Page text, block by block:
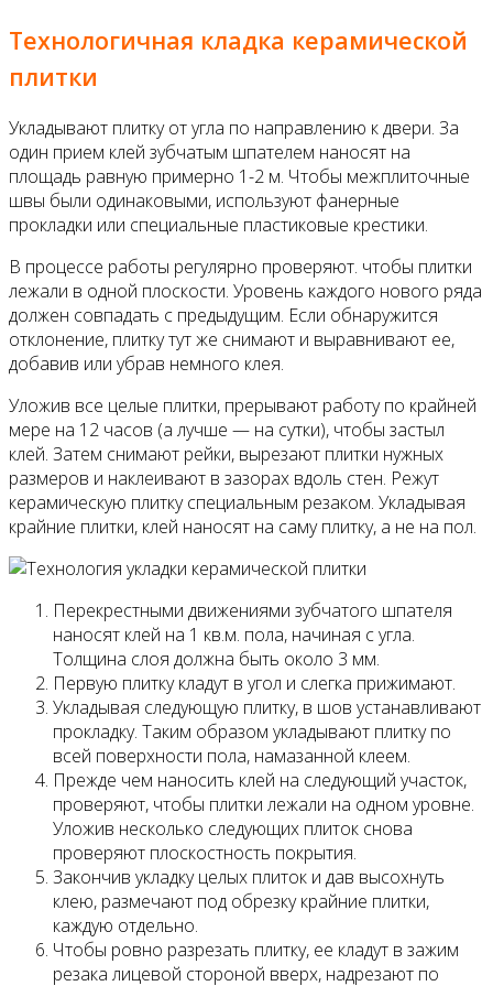
Технологичная кладка керамической
плитки
Укладывают плитку от угла по направлению к двери. За
один прием клей зубчатым шпателем наносят на
площадь равную примерно 1-2 м. Чтобы межплиточные
швы были одинаковы­ми, используют фанерные
прокладки или специальные пластиковые крес­тики.
В процессе работы регулярно прове­ряют. чтобы плитки
лежали в одной плоскости. Уровень каждого нового ряда
должен совпадать с предыду­щим. Если обнаружится
отклонение, плитку тут же снимают и выравнива­ют ее,
добавив или убрав немного клея.
Уложив все целые плитки, прерыва­ют работу по крайней
мере на 12 ча­сов (а лучше — на сутки), чтобы за­стыл
клей. Затем снимают рейки, вы­резают плитки нужных
размеров и наклеивают в зазорах вдоль стен. Режут
керамическую плитку специальным резаком. Укладывая
крайние плитки, клей на­носят на саму плитку, а не на пол.
Перекрестными движениями зубчатого шпателя
наносят клей на 1 кв.м. пола, начиная с угла.
Толщина слоя должна быть около 3 мм.
Первую плитку кладут в угол и слегка прижимают.
Укладывая следующую плитку, в шов устанавливают
прокладку. Таким образом укладывают плитку по
всей поверхности пола, намазанной клеем.
Прежде чем наносить клей на следующий участок,
проверяют, чтобы плитки лежали на одном уровне.
Уложив несколько следующих плиток снова
проверяют плоскостность покрытия.
Закончив укладку целых плиток и дав высохнуть
клею, размечают под обрезку крайние плитки,
каждую отдельно.
Чтобы ровно разрезать плитку, ее кладут в зажим
резака лицевой стороной вверх, надрезают по